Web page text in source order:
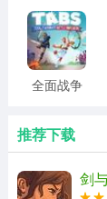
卓版免费
下载
全面战争
置功能版
推荐下载
剑